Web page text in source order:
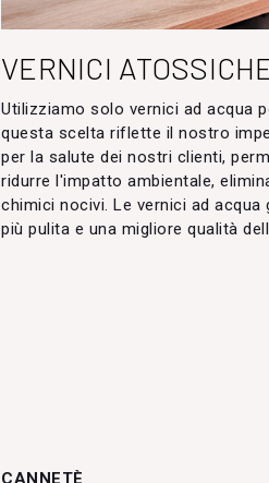
VERNICI
Utilizziamo solo vernici ad acqua
questa scelta riflette il nostro
per la salute dei nostri clienti,
ridurre l'impatto ambientale,
chimici nocivi. Le vernici ad acqua
più pulita e una migliore qualità
CANNETÈ